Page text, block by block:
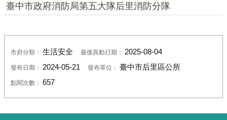
臺中市政府消防局第五大隊后里消防分隊
市府分類： 生活安全 最後異動日期： 2025-08-04
發布日期： 2024-05-21 發布單位： 臺中市后里區公所
點閱次數： 657